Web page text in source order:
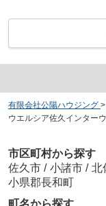
有限会社公陽ハウジング >
ウエルシア佐久インター
市区町村から探す
佐久市 / 小諸市 / 北
小県郡長和町
町名から探す